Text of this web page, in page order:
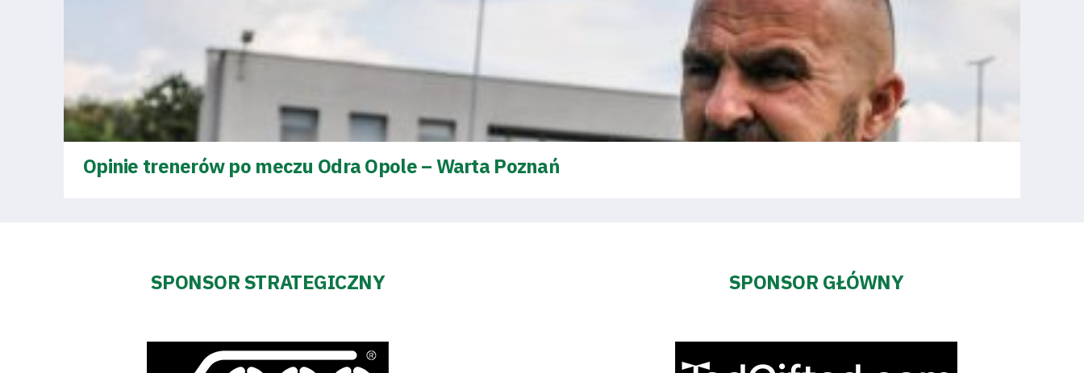
Sponsorzy
Trybuny
Regulaminy
Opinie trenerów po meczu Odra Opole – Warta Poznań
SPONSOR STRATEGICZNY SPONSOR GŁÓWNY